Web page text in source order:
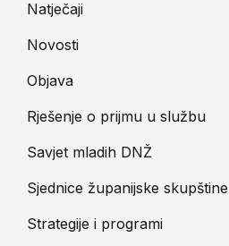
Natječaji
Novosti
Objava
Rješenje o prijmu u službu
Savjet mladih DNŽ
Sjednice županijske skupštine
Strategije i programi